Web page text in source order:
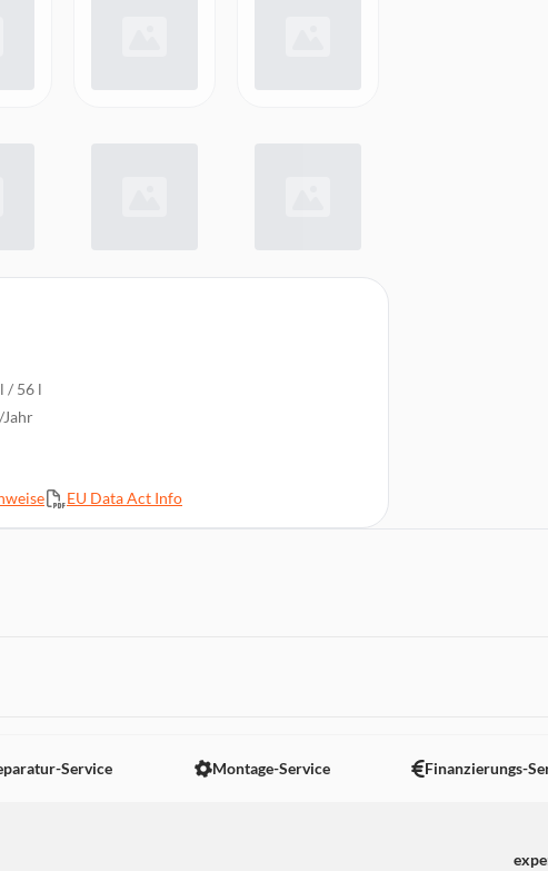
/ 56 l
Jahr
EU Data Act Info
Service Montage-Service Finanzierungs-